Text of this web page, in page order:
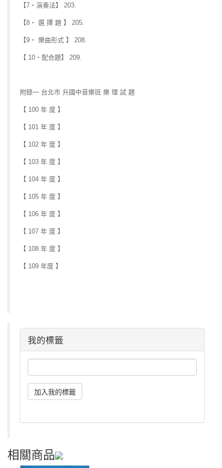
【7‧演奏法】 203.
【8‧ 選 擇 題 】 205.
【9‧ 樂曲形式 】 208.
【 10‧配合題】 209.
附錄一 台北市 升國中音樂班 樂 理 試 題
【 100 年 度 】
【 101 年 度 】
【 102 年 度 】
【 103 年 度 】
【 104 年 度 】
【 105 年 度 】
【 106 年 度 】
【 107 年 度 】
【 108 年 度 】
【 109 年度 】
我的標籤
相關商品